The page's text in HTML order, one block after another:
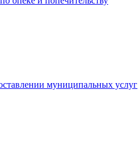
муниципальных услуг